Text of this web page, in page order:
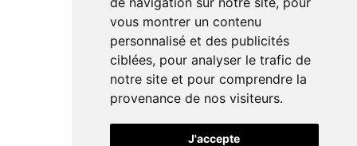
vous montrer un contenu
personnalisé et des publicités
ciblées, pour analyser le trafic de
notre site et pour comprendre la
provenance de nos visiteurs.
J'accepte